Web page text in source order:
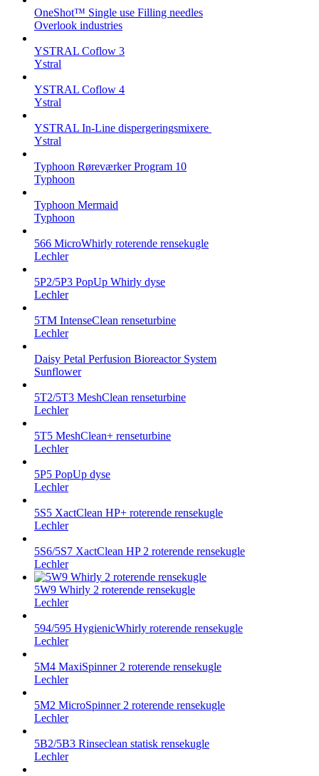
OneShot™ Single use Filling needles
Overlook industries
YSTRAL Coflow 3
Ystral
YSTRAL Coflow 4
Ystral
YSTRAL In-Line dispergeringsmixere ‍‍
Ystral
Typhoon Røreværker Program 10
Typhoon
Typhoon Mermaid
Typhoon
566 MicroWhirly roterende rensekugle
Lechler
5P2/5P3 PopUp Whirly dyse
Lechler
5TM IntenseClean renseturbine
Lechler
Daisy Petal Perfusion Bioreactor System
Sunflower
5T2/5T3 MeshClean renseturbine
Lechler
5T5 MeshClean+ renseturbine
Lechler
5P5 PopUp dyse
Lechler
5S5 XactClean HP+ roterende rensekugle
Lechler
5S6/5S7 XactClean HP 2 roterende rensekugle
Lechler
5W9 Whirly 2 roterende rensekugle
Lechler
594/595 HygienicWhirly roterende rensekugle
Lechler
5M4 MaxiSpinner 2 roterende rensekugle
Lechler
5M2 MicroSpinner 2 roterende rensekugle
Lechler
5B2/5B3 Rinseclean statisk rensekugle
Lechler